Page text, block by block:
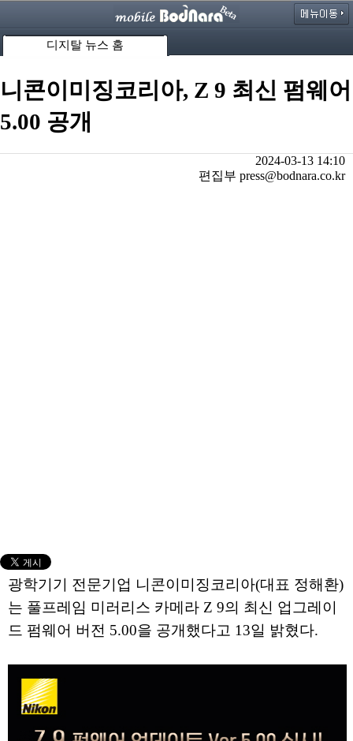
디지탈 뉴스 홈
니콘이미징코리아, Z 9 최신 펌웨어
5.00 공개
2024-03-13 14:10
편집부 press@bodnara.co.kr
광학기기 전문기업 니콘이미징코리아(대표 정해환)
는 풀프레임 미러리스 카메라 Z 9의 최신 업그레이
드 펌웨어 버전 5.00을 공개했다고 13일 밝혔다.